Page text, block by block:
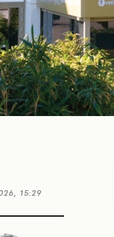
15:29